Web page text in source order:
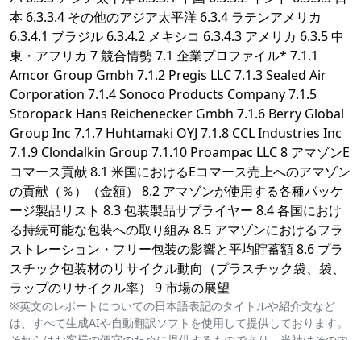
本 6.3.3.4 その他のアジア太平洋 6.3.4 ラテンアメリカ
6.3.4.1 ブラジル 6.3.4.2 メキシコ 6.3.4.3 アメリカ 6.3.5 中
東・アフリカ 7 競合情勢 7.1 企業プロファイル* 7.1.1
Amcor Group Gmbh 7.1.2 Pregis LLC 7.1.3 Sealed Air
Corporation 7.1.4 Sonoco Products Company 7.1.5
Storopack Hans Reichenecker Gmbh 7.1.6 Berry Global
Group Inc 7.1.7 Huhtamaki OYJ 7.1.8 CCL Industries Inc
7.1.9 Clondalkin Group 7.1.10 Proampac LLC 8 アマゾンE
コマース貢献 8.1 米国におけるEコマース売上へのアマゾン
の貢献（％）（金額） 8.2 アマゾンが使用する各種パッケ
ージ製品リスト 8.3 包装製品サプライヤー 8.4 各国におけ
る持続可能な包装への取り組み 8.5 アマゾンにおけるフラ
ストレーション・フリー包装の影響と平均貯蓄額 8.6 プラ
スチック包装材のリサイクル動向（プラスチック袋、袋、
ラップのリサイクル率） 9 市場の展望
※英文のレポートについての日本語表記のタイトルや紹介文など
は、すべて生成AIや自動翻訳ソフトを使用して提供しております。